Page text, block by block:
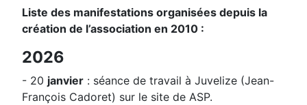
Liste des manifestations organisées depuis la
création de l’association en 2010 :
2026
- 20 janvier : séance de travail à Juvelize (Jean-
François Cadoret) sur le site de ASP.